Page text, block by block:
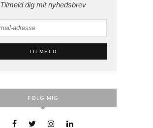
Tilmeld dig mit nyhedsbrev
FØLG MIG